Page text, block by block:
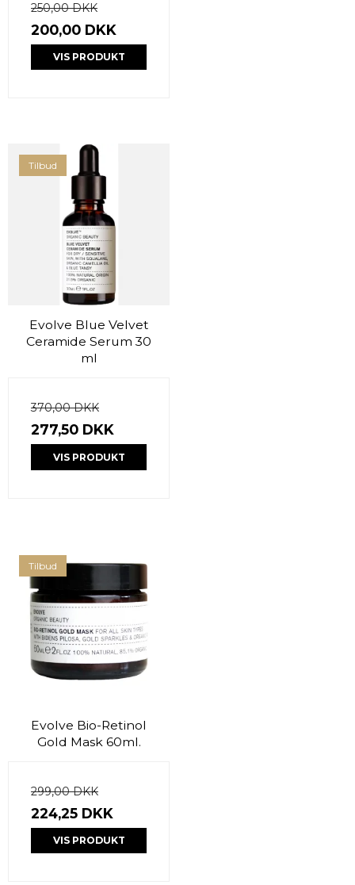
250,00 DKK
200,00 DKK
VIS PRODUKT
Tilbud
Evolve Blue Velvet
Ceramide Serum 30
ml
370,00 DKK
277,50 DKK
VIS PRODUKT
Tilbud
Evolve Bio-Retinol
Gold Mask 60ml.
299,00 DKK
224,25 DKK
VIS PRODUKT